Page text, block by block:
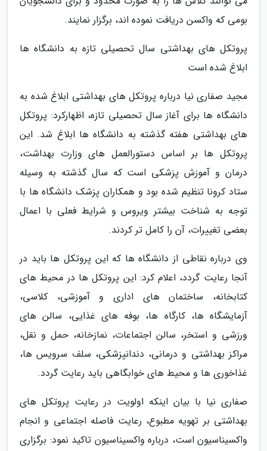
بومی که واکسن دریافت نموده اند، برگزار نمایند.
پروتکل های بهداشتی سال تحصیلی تازه به دانشگاه ها
ابلاغ شده است
مجید صفاری نیا درباره پروتکل های بهداشتی ابلاغ شده به
دانشگاه ها برای آغاز سال تحصیلی تازه، اظهارکرد: پروتکل
های بهداشتی هفته گذشته به دانشگاه ها ابلاغ شد. این
پروتکل ها بر اساس دستورالعمل های وزارت بهداشت،
درمان و آموزش پزشکی است که سال گذشته به وسیله
ستاد کرونا تنظیم شده بود و همکاران پزشک دانشگاه ها با
توجه به شناخت بیشتر ویروس و شرایط فعلی با اعمال
بعضی تغییرات، آن را کامل تر کردند.
وی درباره نقاطی از دانشگاه ها که این پروتکل ها باید در
آنجا رعایت گردد، اعلام کرد: این پروتکل ها در محیط های
کتابخانه، ساختمان های اداری و آموزشی، کلاسی،
آزمایشگاه ها، کارگاه ها، بوفه های غذایی، سالن های
ورزشی و استخر، سالن اجتماعات، نمازخانه، حمل و نقل،
مراکز بهداشتی و درمانی، دندانپزشکی، سلف سرویس ها،
غذاخوری ها و محیط های خوابگاهی باید رعایت گردد.
صفاری نیا با بیان اینکه اولویت در رعایت پروتکل های
بهداشتی بر تهویه مطبوع، رعایت فاصله اجتماعی و انجام
واکسیناسیون است، درباره واکسیناسیون تاکید نمود: برگزاری